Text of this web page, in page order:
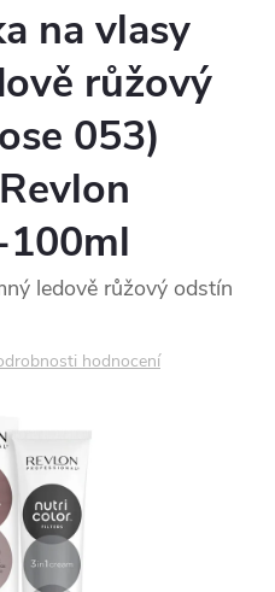
na vlasy
růžový
053)
ledově růžový odstín
hodnocení